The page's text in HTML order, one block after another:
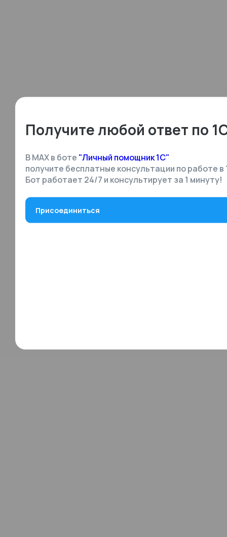
Получите любой ответ по
В MAX в боте "Личный помощник 1С"
получите бесплатные консультации по работе в
Бот работает 24/7 и консультирует за 1 минуту!
Присоединиться